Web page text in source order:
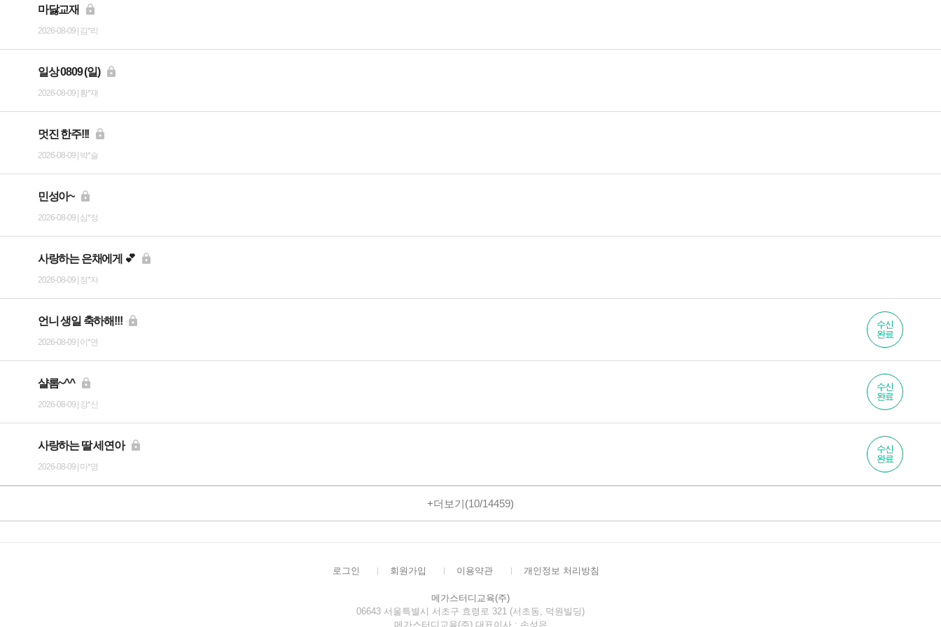
마닳교재
2026-08-09 | 김*리
일상 0809 (일)
2026-08-09 | 황*재
멋진 한주!!!
2026-08-09 | 박*슬
민성아~
2026-08-09 | 심*정
사랑하는 은채에게 💕
2026-08-09 | 정*자
언니 생일 축하해!!!
2026-08-09 | 이*연
수신
완료
샬롬~^^
2026-08-09 | 강*신
수신
완료
사랑하는 딸 세연아
2026-08-09 | 마*영
수신
완료
더보기(10/14459)
로그인 회원가입 이용약관 개인정보 처리방침
메가스터디교육(주)
06643 서울특별시 서초구 효령로 321 (서초동, 덕원빌딩)
메가스터디교육(주) 대표이사 : 손성은